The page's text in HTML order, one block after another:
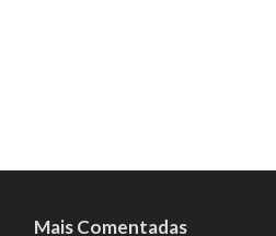
Mais Comentadas